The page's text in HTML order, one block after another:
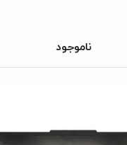
ناموجود